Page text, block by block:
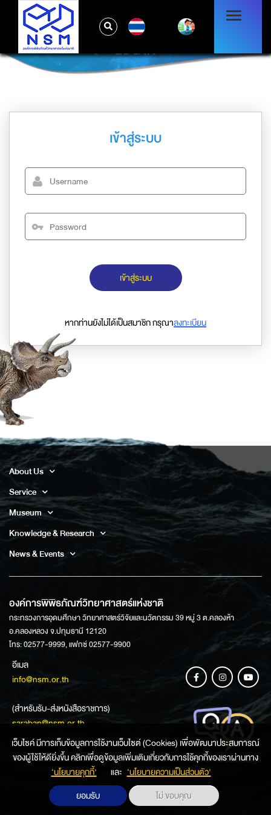
LOG IN
เข้าสู่ระบบ
เข้าสู่ระบบ
หากท่านยังไม่ได้เป็นสมาชิก กรุณาลงทะเบียน
About Us
Service
Museum
Knowledge & Research
News & Events
องค์การพิพิธภัณฑ์วิทยาศาสตร์แห่งชาติ
กระทรวงการอุดมศึกษา วิทยาศาสตร์วิจัยและนวัตกรรม 39 หมู่ 3 ต.คลองห้า
อ.คลองหลวง จ.ปทุมธานี 12120
โทร: 02577-9999, แฟกซ์ 02577-9900
อีเมล
info@nsm.or.th
(สำหรับรับ-ส่งหนังสือราชการ)
saraban@nsm.or.th
ช่องทางการสอบถามข้อมูล
เว็บไซค์ มีการเก็บข้อมูลการใช้งานเว็บไซต์ (Cookies) เพื่อพัฒนาประสบการณ์
ของผู้ใช้ให้ดียิ่งขึ้น คลิกเพื่อดูข้อมูลเพิ่มเติมเกี่ยวกับการใช้คุกกี้ของเราผ่านทาง
‘นโยบายคุกกี้’
และ ‘นโยบายความเป็นส่วนตัว'
ยอมรับ
ไม่ ขอบคุณ